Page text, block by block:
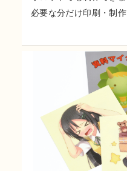
必要な分だけ印刷・制作